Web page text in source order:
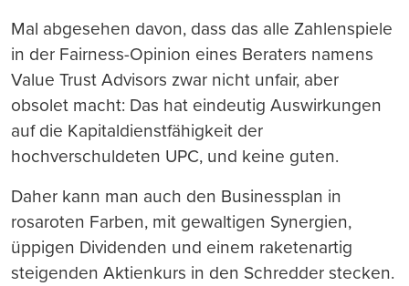
Mal abgesehen davon, dass das alle Zahlenspiele
in der Fairness-Opinion eines Beraters namens
Value Trust Advisors zwar nicht unfair, aber
obsolet macht: Das hat eindeutig Auswirkungen
auf die Kapitaldienstfähigkeit der
hochverschuldeten UPC, und keine guten.
Daher kann man auch den Businessplan in
rosaroten Farben, mit gewaltigen Synergien,
üppigen Dividenden und einem raketenartig
steigenden Aktienkurs in den Schredder stecken.